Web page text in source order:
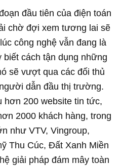
đầu tiên của điện toán
chờ đợi xem tương lai sẽ
công nghệ vẫn đang là
biết cách tận dụng những
sẽ vượt qua các đối thủ
dẫn đầu thị trường.
hơn 200 website tin tức,
2000 khách hàng, trong
như VTV, Vingroup,
Thu Cúc, Đất Xanh Miền
giải pháp đám mây toàn